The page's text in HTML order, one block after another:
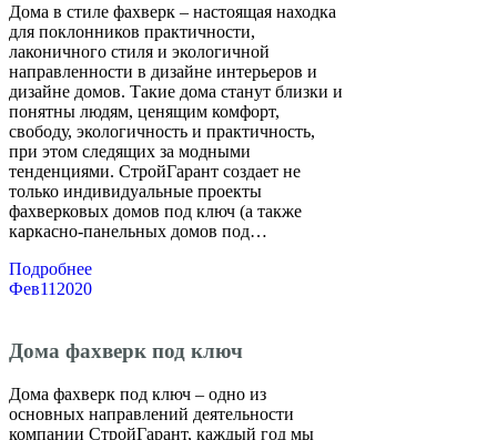
Дома в стиле фахверк – настоящая находка
для поклонников практичности,
лаконичного стиля и экологичной
направленности в дизайне интерьеров и
дизайне домов. Такие дома станут близки и
понятны людям, ценящим комфорт,
свободу, экологичность и практичность,
при этом следящих за модными
тенденциями. СтройГарант создает не
только индивидуальные проекты
фахверковых домов под ключ (а также
каркасно-панельных домов под…
Подробнее
Фев11 2020
Дома фахверк под ключ
Дома фахверк под ключ – одно из
основных направлений деятельности
компании СтройГарант, каждый год мы